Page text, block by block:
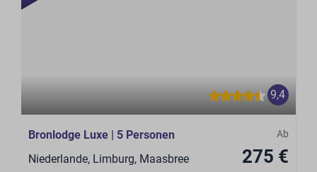
9,4
Ab
275 €
Bronlodge Luxe | 5 Personen
Niederlande, Limburg, Maasbree